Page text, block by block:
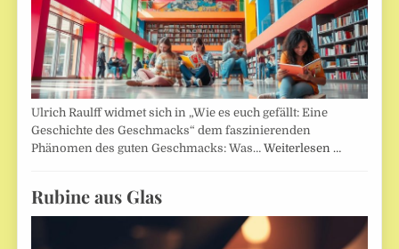
Ulrich Raulff widmet sich in „Wie es euch gefällt: Eine
Geschichte des Geschmacks“ dem faszinierenden
Phänomen des guten Geschmacks: Was…Weiterlesen …
Rubine aus Glas